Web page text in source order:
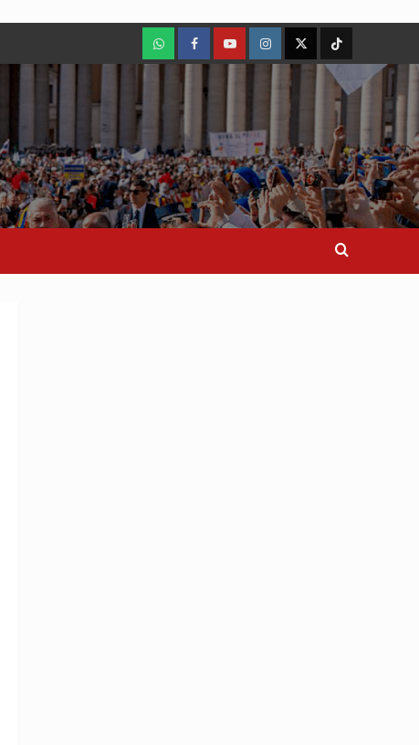
WhatsAppFacebookYoutubeInstagram
X TikTok